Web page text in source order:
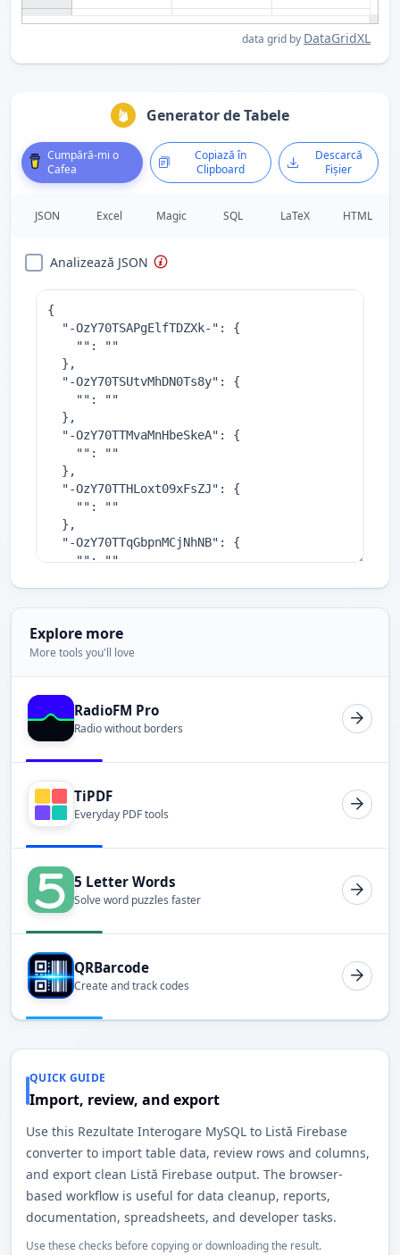
data grid by DataGridXL
Generator de Tabele
Cumpără-mi o
Cafea
Copiază în
Clipboard
Descarcă
Fișier
JSON Excel Magic SQL LaTeX HTML
Analizează JSON
Explore more
More tools you'll love
RadioFM Pro
Radio without borders
TiPDF
Everyday PDF tools
5 Letter Words
Solve word puzzles faster
QRBarcode
Create and track codes
QUICK GUIDE
Import, review, and export
Use this Rezultate Interogare MySQL to Listă Firebase
converter to import table data, review rows and columns,
and export clean Listă Firebase output. The browser-
based workflow is useful for data cleanup, reports,
documentation, spreadsheets, and developer tasks.
Use these checks before copying or downloading the result.